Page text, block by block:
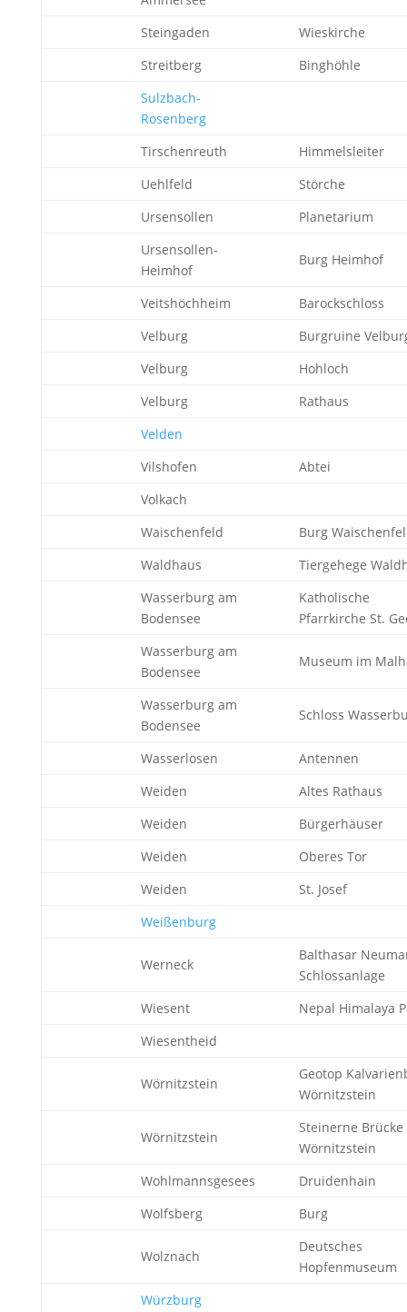
Steingaden
Wieskirche
Streitberg
Binghöhle
Sulzbach-
Rosenberg
Tirschenreuth
Himmelsleiter
Uehlfeld
Störche
Ursensollen
Planetarium
Ursensollen-
Heimhof
Burg Heimhof
Veitshöchheim
Barockschloss
Velburg
Burgruine
Velburg
Hohloch
Velburg
Rathaus
Velden
Vilshofen
Abtei
Volkach
Waischenfeld
Burg
Waldhaus
Tiergehege
Wasserburg am
Bodensee
Katholische
Pfarrkirche St.
Wasserburg am
Bodensee
Museum im
Wasserburg am
Bodensee
Schloss
Wasserlosen
Antennen
Weiden
Altes Rathaus
Weiden
Bürgerhäuser
Weiden
Oberes Tor
Weiden
St. Josef
Weißenburg
Werneck
Balthasar
Schlossanlage
Wiesent
Nepal Himalaya
Wiesentheid
Wörnitzstein
Geotop
Wörnitzstein
Wörnitzstein
Steinerne Brücke
Wörnitzstein
Wohlmannsgesees
Druidenhain
Wolfsberg
Burg
Wolznach
Deutsches
Hopfenmuseum
Würzburg